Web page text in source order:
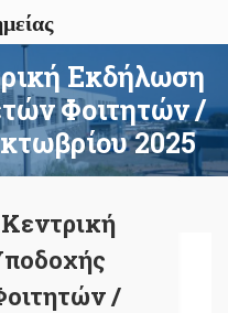
Εκδήλωση
Φοιτητών /
2025
/